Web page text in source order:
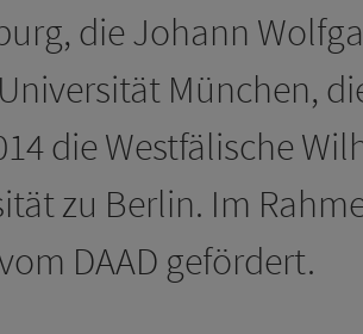
die Johann
München,
die Westfälische
zu Berlin. Im
DAAD gefördert.